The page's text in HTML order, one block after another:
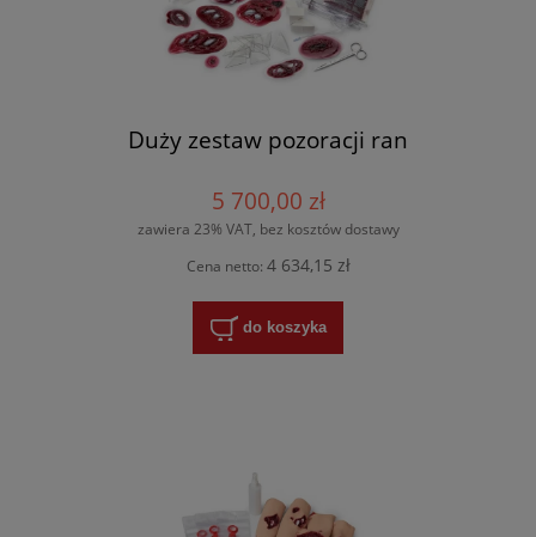
Duży zestaw pozoracji ran
5 700,00 zł
zawiera 23% VAT, bez kosztów dostawy
Cena netto: 4 634,15 zł
do koszyka